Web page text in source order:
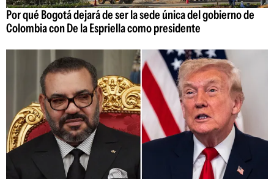
Por qué Bogotá dejará de ser la sede única del gobierno de
Colombia con De la Espriella como presidente